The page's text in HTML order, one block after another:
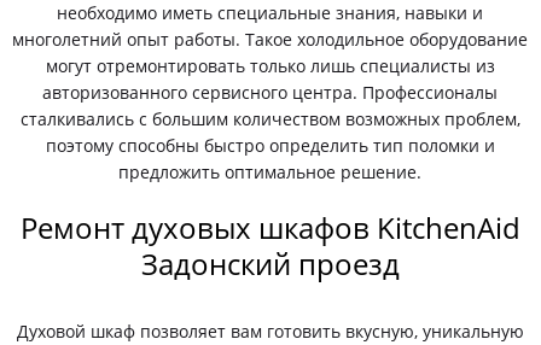
необходимо иметь специальные знания, навыки и
многолетний опыт работы. Такое холодильное оборудование
могут отремонтировать только лишь специалисты из
авторизованного сервисного центра. Профессионалы
сталкивались с большим количеством возможных проблем,
поэтому способны быстро определить тип поломки и
предложить оптимальное решение.
Ремонт духовых шкафов KitchenAid
Задонский проезд
Духовой шкаф позволяет вам готовить вкусную, уникальную